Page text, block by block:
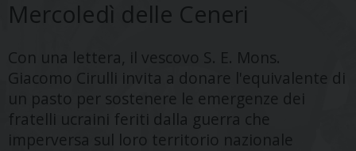
Mercoledì delle Ceneri
Con una lettera, il vescovo S. E. Mons.
Giacomo Cirulli invita a donare l'equivalente di
un pasto per sostenere le emergenze dei
fratelli ucraini feriti dalla guerra che
imperversa sul loro territorio nazionale